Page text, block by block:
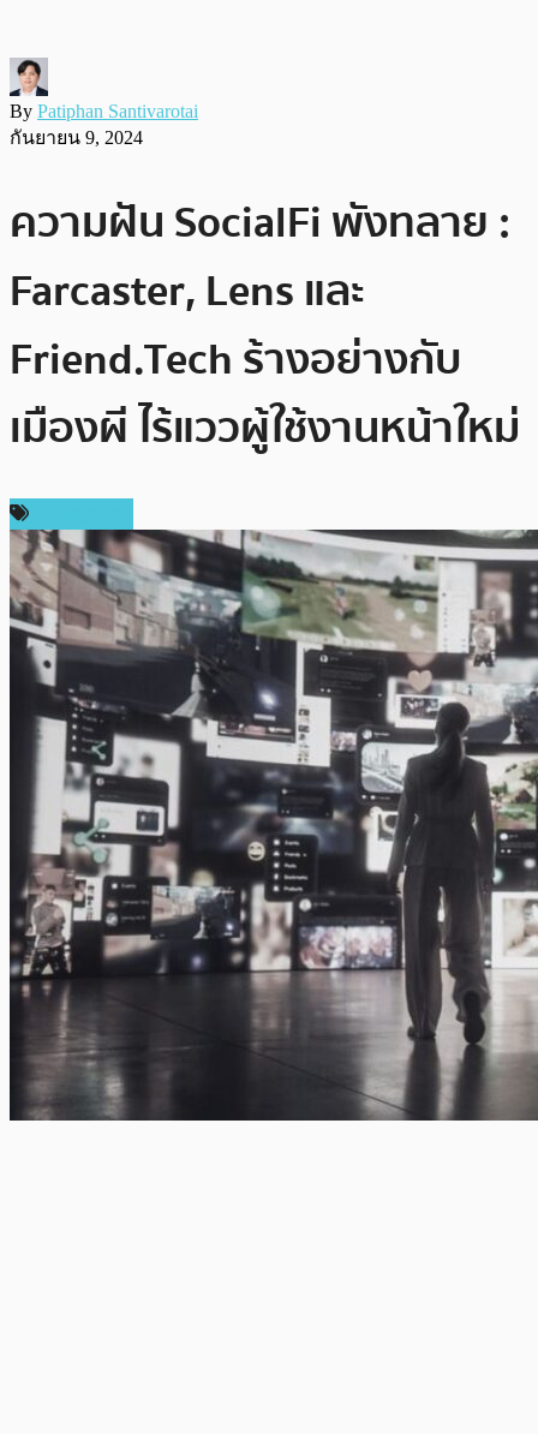
By Patiphan Santivarotai
กันยายน 9, 2024
ความฝัน SocialFi พังทลาย :
Farcaster, Lens และ
Friend.Tech ร้างอย่างกับ
เมืองผี ไร้แววผู้ใช้งานหน้าใหม่